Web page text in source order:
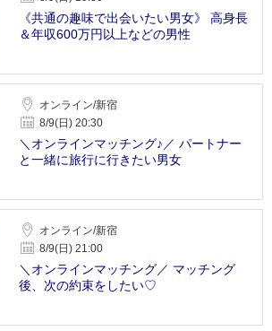
《共通の趣味で出会いたい男女》 高身長
＆年収600万円以上などの男性
オンライン/新宿
8/9(日) 20:30
＼オンラインマッチング♪／ パートナー
と一緒に旅行に行きたい男女
オンライン/新宿
8/9(日) 21:00
＼オンラインマッチング／ マッチング
後、次の約束をしたい♡